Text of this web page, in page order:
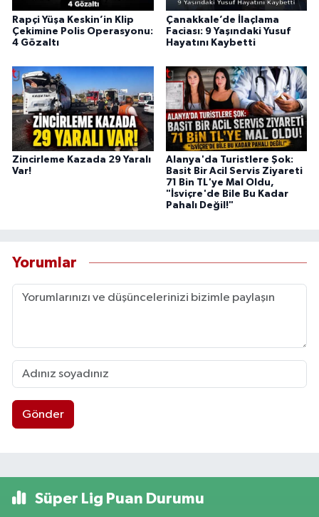
Rapçi Yüşa Keskin’in Klip
Çekimine Polis Operasyonu:
4 Gözaltı
Çanakkale’de İlaçlama
Faciası: 9 Yaşındaki Yusuf
Hayatını Kaybetti
Zincirleme Kazada 29 Yaralı
Var!
Alanya'da Turistlere Şok:
Basit Bir Acil Servis Ziyareti
71 Bin TL'ye Mal Oldu,
"İsviçre'de Bile Bu Kadar
Pahalı Değil!"
Yorumlar
Gönder
Süper Lig Puan Durumu